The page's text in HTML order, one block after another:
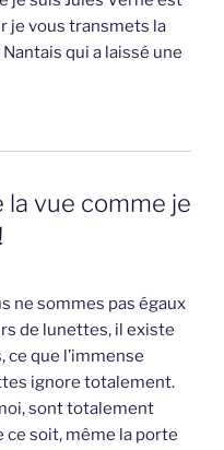
je vous transmets la
qui a laissé une
vue comme je
ne sommes pas égaux
de lunettes, il existe
que l’immense
ignore totalement.
sont totalement
ce soit, même la porte